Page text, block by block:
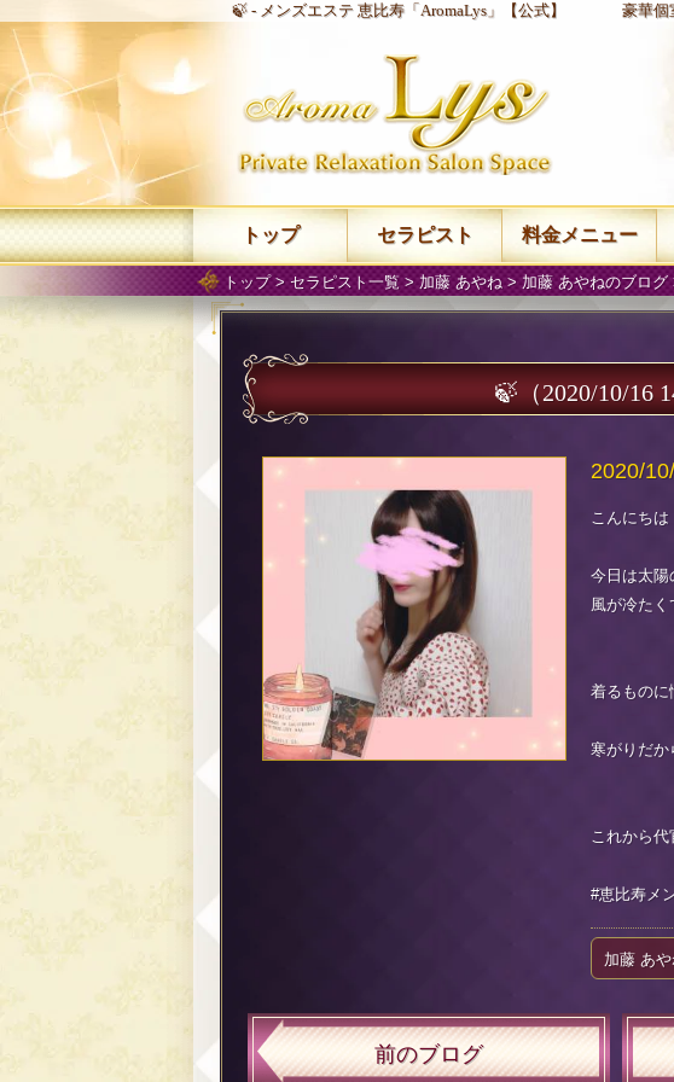
🍃 - メンズエステ 恵比寿「AromaLys」【公式】 豪華個
トップ> セラピスト一覧>加藤 あやね >加藤 あやねのブログ
🍃（2020/10/16
2020/
こんにちは
今日は太陽
風が冷た
着るもの
寒がりだか
これから代
#恵比寿メ
加藤 あ
前のブログ
トップ セラピスト 料金メニュー